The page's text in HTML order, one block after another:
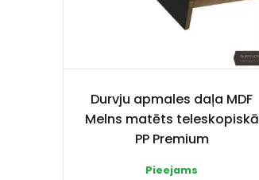
Durvju apmales daļa MDF
Melns matēts teleskopiskā
PP Premium
Pieejams